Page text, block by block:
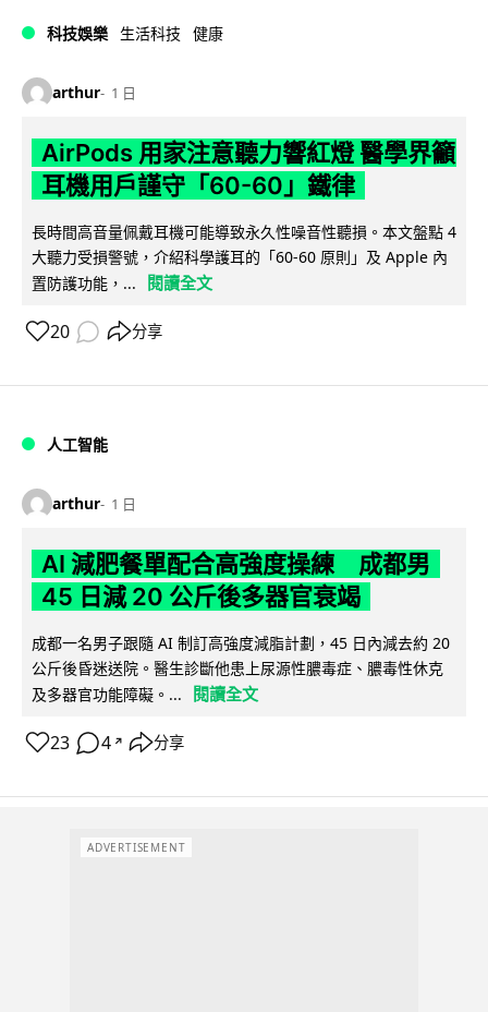
科技娛樂 生活科技 健康
arthur 1 日
AirPods 用家注意聽力響紅燈 醫學界籲
耳機用戶謹守「60-60」鐵律
長時間高音量佩戴耳機可能導致永久性噪音性聽損。本文盤點 4
大聽力受損警號，介紹科學護耳的「60-60 原則」及 Apple 內
置防護功能，...
閱讀全文
20 分享
人工智能
arthur 1 日
AI 減肥餐單配合高強度操練 成都男
45 日減 20 公斤後多器官衰竭
成都一名男子跟隨 AI 制訂高強度減脂計劃，45 日內減去約 20
公斤後昏迷送院。醫生診斷他患上尿源性膿毒症、膿毒性休克
及多器官功能障礙。...
閱讀全文
23 4 ↗ 分享
ADVERTISEMENT